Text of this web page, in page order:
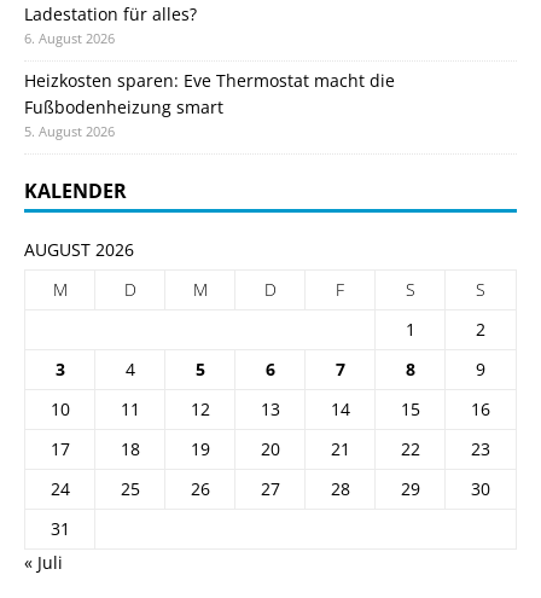
Ladestation für alles?
6. August 2026
Heizkosten sparen: Eve Thermostat macht die
Fußbodenheizung smart
5. August 2026
KALENDER
AUGUST 2026
M
D M D F S
S
1
2
3
4 5 6 7 8
9
10
11 12 13 14 15
16
17
18 19 20 21 22
23
24
25 26 27 28 29
30
31
« Juli